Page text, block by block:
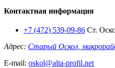
Контактная информация
+7 (472) 539-09-86 Ст.
Адрес: Старый Оскол,
E-mail: oskol@alta-profil.net